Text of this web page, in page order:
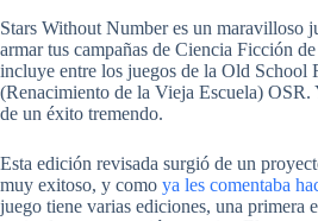
Stars Without Number es un maravilloso
armar tus campañas de Ciencia Ficción
incluye entre los juegos de la Old School
(Renacimiento de la Vieja Escuela) OSR.
de un éxito tremendo.
Esta edición revisada surgió de un
muy exitoso, y como ya les comentaba
juego tiene varias ediciones, una primera